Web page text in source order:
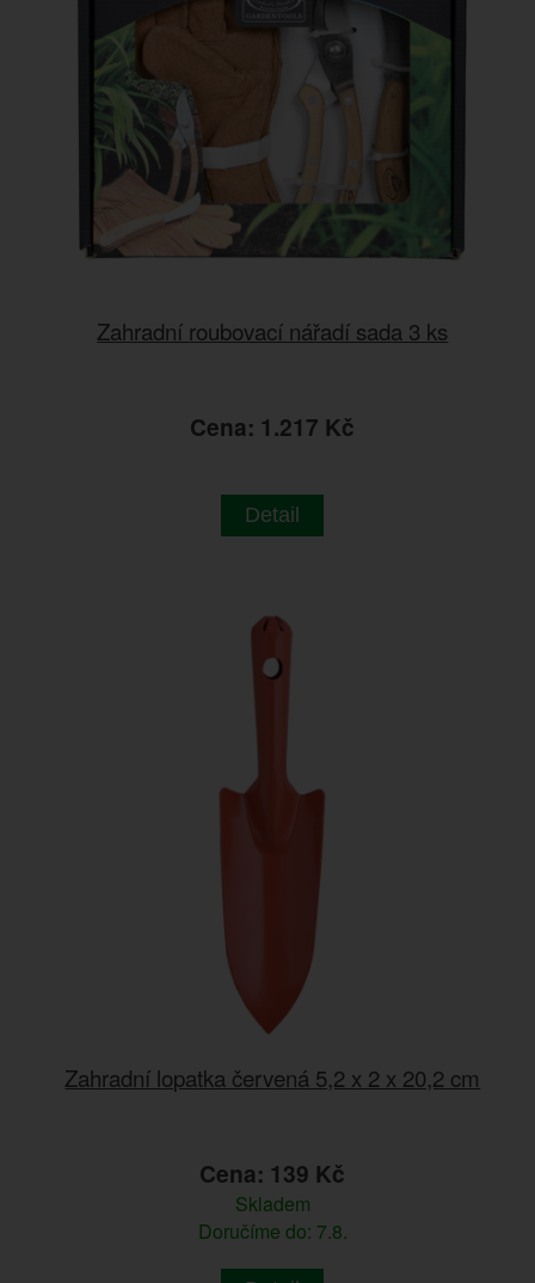
Zahradní roubovací nářadí sada 3 ks
Cena: 1.217 Kč
Detail
Zahradní lopatka červená 5,2 x 2 x 20,2 cm
Cena: 139 Kč
Skladem
Doručíme do: 7.8.